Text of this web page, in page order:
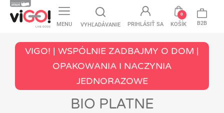
MENU VYHĽADÁVANIE PRIHLÁSIŤ SA KOŠÍK
0
B2B
VIGO! | WSPÓLNIE ZADBAJMY O DOM |
OPAKOWANIA I NACZYNIA
JEDNORAZOWE
BIO PLATNE